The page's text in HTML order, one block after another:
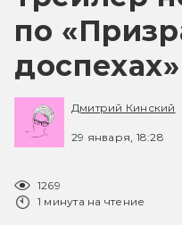
по
доспехах»
Дмитрий Кинский
29 января, 18:28
1269
1 минута на чтение